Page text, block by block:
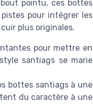
pointu, ces bottes
pour intégrer les
plus originales.
pour mettre en
santiags se marie
bottes santiags à une
du caractère à une